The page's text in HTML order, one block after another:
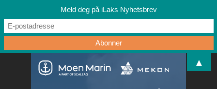
Meld deg på iLaks Nyhetsbrev
▲